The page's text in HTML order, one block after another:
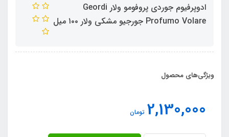
ادوپرفیوم جوردی پروفومو ولار Geordi
Profumo Volare جورجیو مشکی ولار ١٠٠ میل
ویژگی‌های محصول
2,130,000 تومان